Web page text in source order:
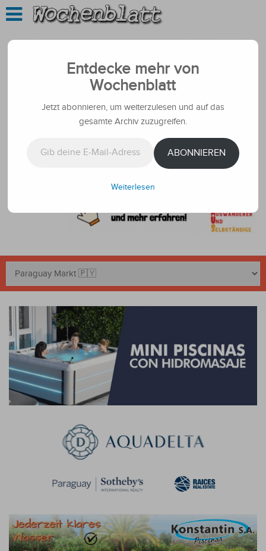
Entdecke mehr von
Wochenblatt
Jetzt abonnieren, um weiterzulesen und auf das
gesamte Archiv zuzugreifen.
ABONNIEREN
Weiterlesen